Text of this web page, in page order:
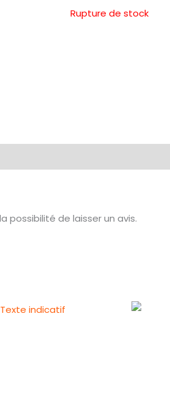
Rupture de stock
possibilité de laisser un avis.